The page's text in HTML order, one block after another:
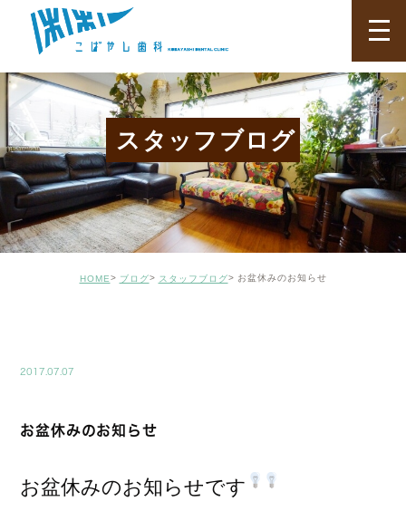
スタッフブログ
HOME ブログ スタッフブログ お盆休みのお知らせ
2017.07.07
お盆休みのお知らせ
お盆休みのお知らせです